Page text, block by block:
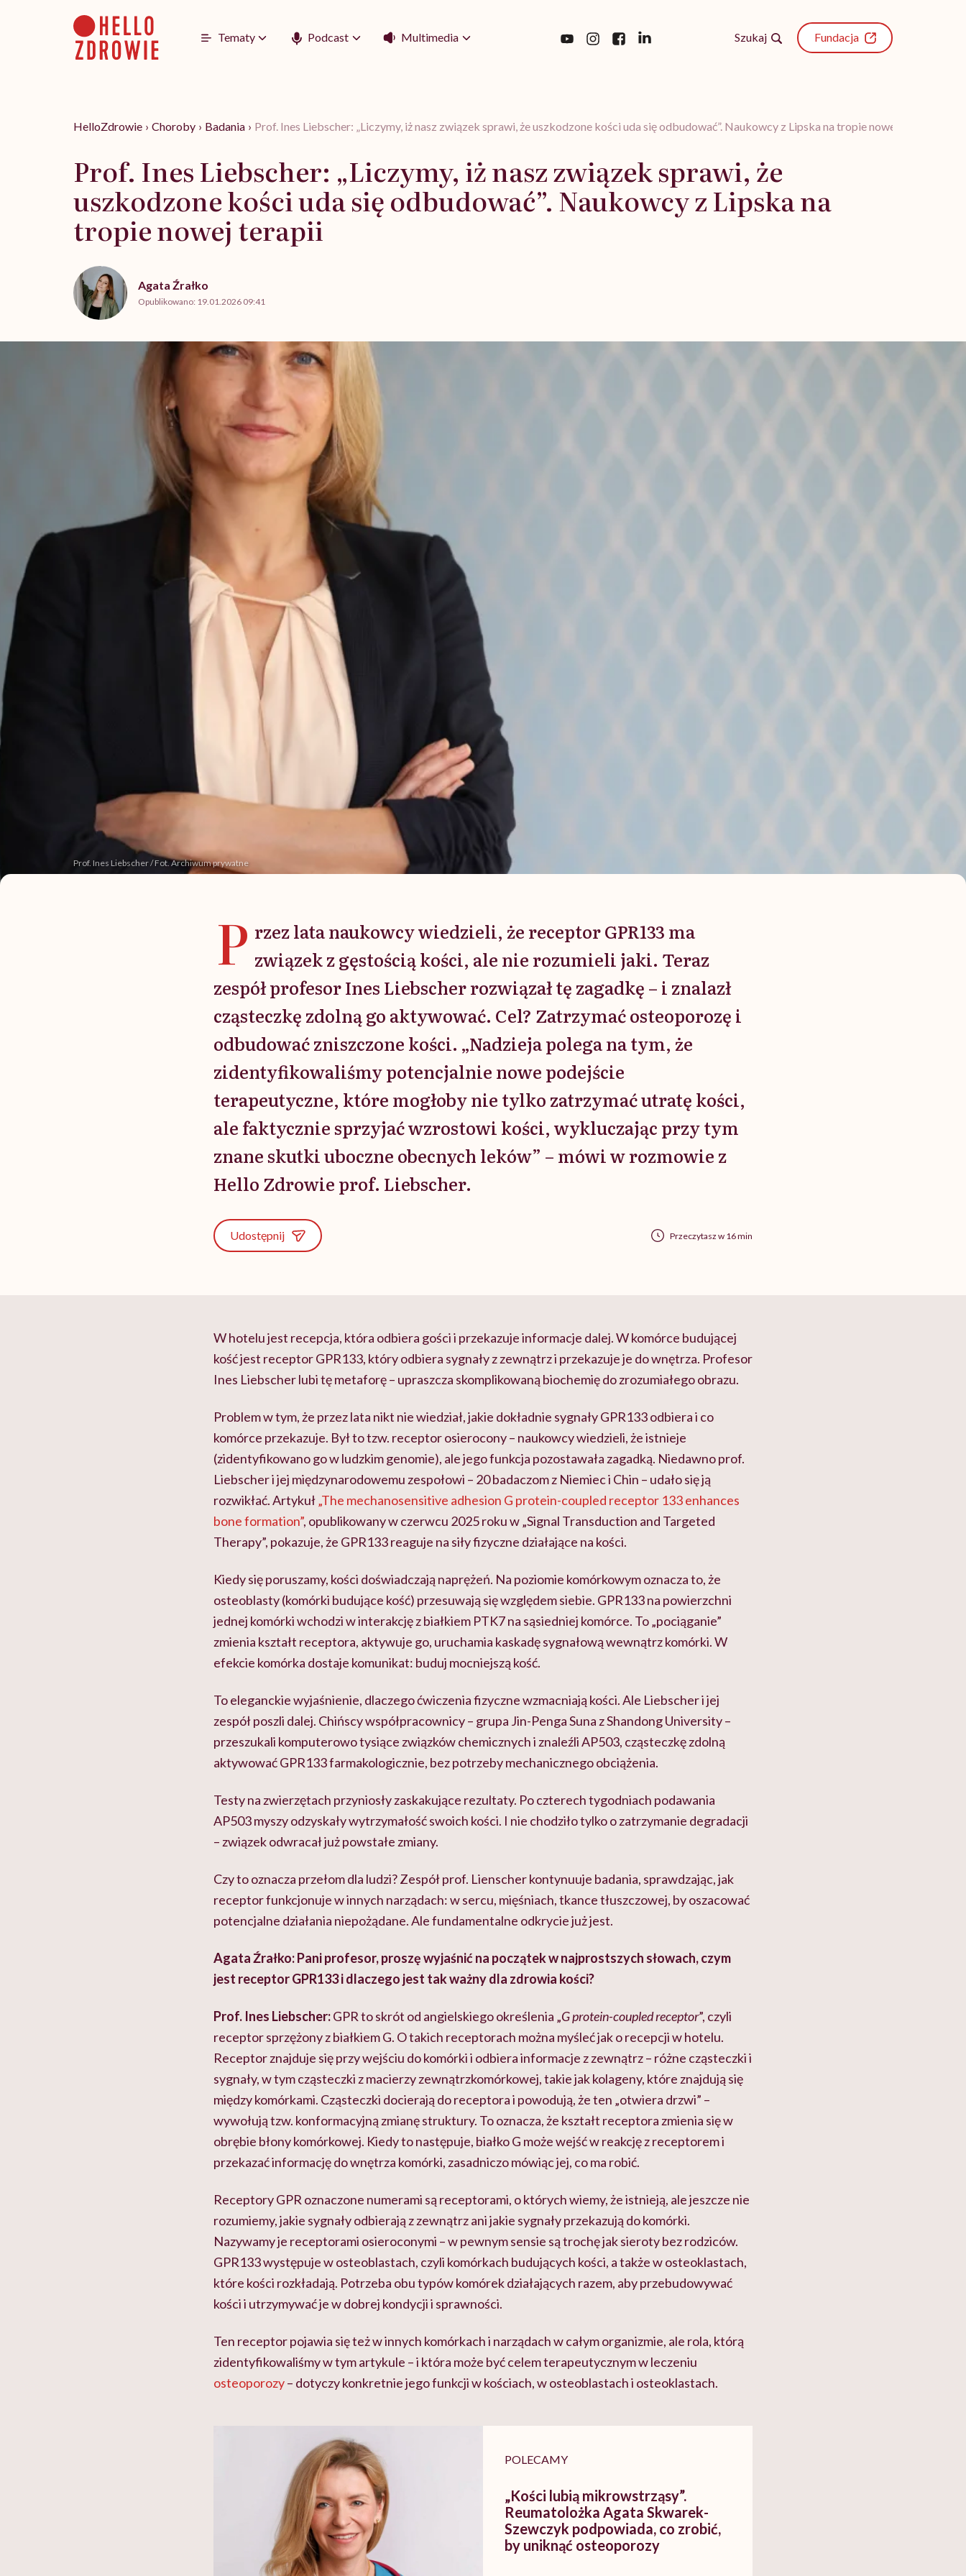
Tematy Podcast Multimedia Szukaj Fundacja
HelloZdrowie › Choroby › Badania › Prof. Ines Liebscher: „Liczymy, iż nasz związek sprawi, że uszkodzone kości uda się odbudować”. Naukowcy z Lipska na tropie nowej terapii
Prof. Ines Liebscher: „Liczymy, iż nasz związek sprawi, że
uszkodzone kości uda się odbudować”. Naukowcy z Lipska na
tropie nowej terapii
Agata Źrałko
Opublikowano: 19.01.2026 09:41
Prof. Ines Liebscher / Fot. Archiwum prywatne
P rzez lata naukowcy wiedzieli, że receptor GPR133 ma
związek z gęstością kości, ale nie rozumieli jaki. Teraz
zespół profesor Ines Liebscher rozwiązał tę zagadkę – i znalazł
cząsteczkę zdolną go aktywować. Cel? Zatrzymać osteoporozę i
odbudować zniszczone kości. „Nadzieja polega na tym, że
zidentyfikowaliśmy potencjalnie nowe podejście
terapeutyczne, które mogłoby nie tylko zatrzymać utratę kości,
ale faktycznie sprzyjać wzrostowi kości, wykluczając przy tym
znane skutki uboczne obecnych leków” – mówi w rozmowie z
Hello Zdrowie prof. Liebscher.
Udostępnij Przeczytasz w 16 min
W hotelu jest recepcja, która odbiera gości i przekazuje informacje dalej. W komórce budującej
kość jest receptor GPR133, który odbiera sygnały z zewnątrz i przekazuje je do wnętrza. Profesor
Ines Liebscher lubi tę metaforę – upraszcza skomplikowaną biochemię do zrozumiałego obrazu.
Problem w tym, że przez lata nikt nie wiedział, jakie dokładnie sygnały GPR133 odbiera i co
komórce przekazuje. Był to tzw. receptor osierocony – naukowcy wiedzieli, że istnieje
(zidentyfikowano go w ludzkim genomie), ale jego funkcja pozostawała zagadką. Niedawno prof.
Liebscher i jej międzynarodowemu zespołowi – 20 badaczom z Niemiec i Chin – udało się ją
rozwikłać. Artykuł„The mechanosensitive adhesion G protein-coupled receptor 133 enhances
bone formation”, opublikowany w czerwcu 2025 roku w „Signal Transduction and Targeted
Therapy”, pokazuje, że GPR133 reaguje na siły fizyczne działające na kości.
Kiedy się poruszamy, kości doświadczają naprężeń. Na poziomie komórkowym oznacza to, że
osteoblasty (komórki budujące kość) przesuwają się względem siebie. GPR133 na powierzchni
jednej komórki wchodzi w interakcję z białkiem PTK7 na sąsiedniej komórce. To „pociąganie”
zmienia kształt receptora, aktywuje go, uruchamia kaskadę sygnałową wewnątrz komórki. W
efekcie komórka dostaje komunikat: buduj mocniejszą kość.
To eleganckie wyjaśnienie, dlaczego ćwiczenia fizyczne wzmacniają kości. Ale Liebscher i jej
zespół poszli dalej. Chińscy współpracownicy – grupa Jin-Penga Suna z Shandong University –
przeszukali komputerowo tysiące związków chemicznych i znaleźli AP503, cząsteczkę zdolną
aktywować GPR133 farmakologicznie, bez potrzeby mechanicznego obciążenia.
Testy na zwierzętach przyniosły zaskakujące rezultaty. Po czterech tygodniach podawania
AP503 myszy odzyskały wytrzymałość swoich kości. I nie chodziło tylko o zatrzymanie degradacji
– związek odwracał już powstałe zmiany.
Czy to oznacza przełom dla ludzi? Zespół prof. Lienscher kontynuuje badania, sprawdzając, jak
receptor funkcjonuje w innych narządach: w sercu, mięśniach, tkance tłuszczowej, by oszacować
potencjalne działania niepożądane. Ale fundamentalne odkrycie już jest.
Agata Źrałko: Pani profesor, proszę wyjaśnić na początek w najprostszych słowach, czym
jest receptor GPR133 i dlaczego jest tak ważny dla zdrowia kości?
Prof. Ines Liebscher:GPR to skrót od angielskiego określenia „G protein-coupled receptor”, czyli
receptor sprzężony z białkiem G. O takich receptorach można myśleć jak o recepcji w hotelu.
Receptor znajduje się przy wejściu do komórki i odbiera informacje z zewnątrz – różne cząsteczki i
sygnały, w tym cząsteczki z macierzy zewnątrzkomórkowej, takie jak kolageny, które znajdują się
między komórkami. Cząsteczki docierają do receptora i powodują, że ten „otwiera drzwi” –
wywołują tzw. konformacyjną zmianę struktury. To oznacza, że kształt receptora zmienia się w
obrębie błony komórkowej. Kiedy to następuje, białko G może wejść w reakcję z receptorem i
przekazać informację do wnętrza komórki, zasadniczo mówiąc jej, co ma robić.
Receptory GPR oznaczone numerami są receptorami, o których wiemy, że istnieją, ale jeszcze nie
rozumiemy, jakie sygnały odbierają z zewnątrz ani jakie sygnały przekazują do komórki.
Nazywamy je receptorami osieroconymi – w pewnym sensie są trochę jak sieroty bez rodziców.
GPR133 występuje w osteoblastach, czyli komórkach budujących kości, a także w osteoklastach,
które kości rozkładają. Potrzeba obu typów komórek działających razem, aby przebudowywać
kości i utrzymywać je w dobrej kondycji i sprawności.
Ten receptor pojawia się też w innych komórkach i narządach w całym organizmie, ale rola, którą
zidentyfikowaliśmy w tym artykule – i która może być celem terapeutycznym w leczeniu
osteoporozy– dotyczy konkretnie jego funkcji w kościach, w osteoblastach i osteoklastach.
POLECAMY
„Kości lubią mikrowstrząsy”.
Reumatolożka Agata Skwarek-
Szewczyk podpowiada, co zrobić,
by uniknąć osteoporozy